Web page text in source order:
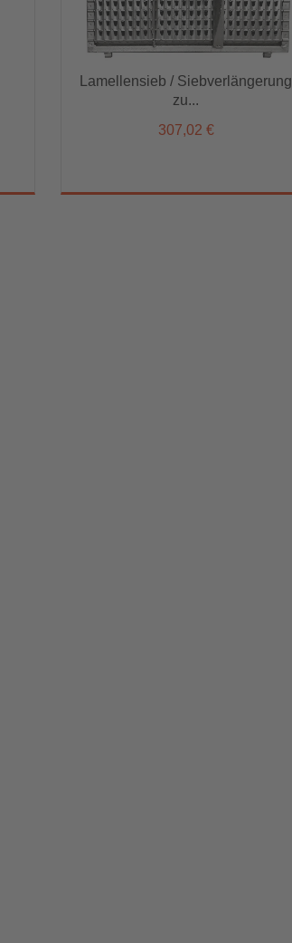
Lamellensieb / Siebverlängerung
zu...
307,02 €
Lamellensieb / Siebverlängerung
zu...
307,02 €